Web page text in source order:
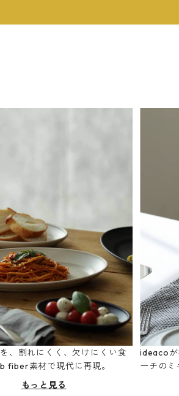
、割れにくく、欠けにくい食
fiber素材で現代に再現。
もっと見る
ideacoが
ーチのミ